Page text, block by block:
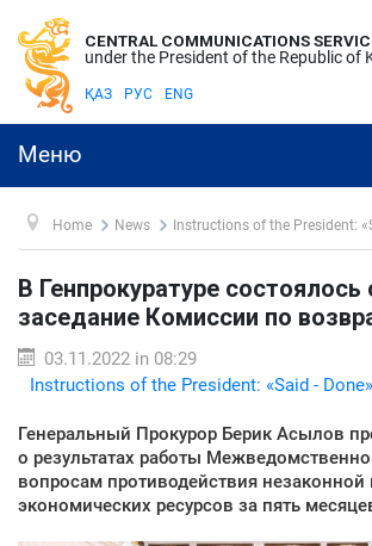
CENTRAL COMMUNICATIONS
under the President of the Republic of
ҚАЗ РУС ENG
Меню
Home News Instructions of the President:
В Генпрокуратуре
заседание Комиссии по
03.11.2022 in 08:29
Instructions of the President: «Said - Done»
Генеральный Прокурор Берик Асылов
о результатах работы
вопросам противодействия незаконной
экономических ресурсов за пять